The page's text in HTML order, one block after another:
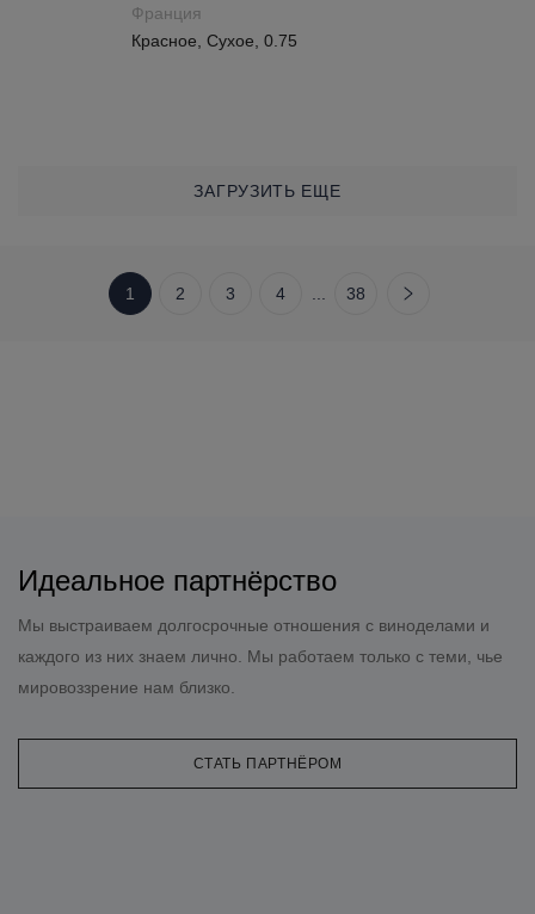
Франция
Красное, Сухое, 0.75
ЗАГРУЗИТЬ ЕЩЕ
1 2 3 4 38
Идеальное партнёрство
Мы выстраиваем долгосрочные отношения с виноделами и
каждого из них знаем лично. Мы работаем только с теми, чье
мировоззрение нам близко.
СТАТЬ ПАРТНЁРОМ